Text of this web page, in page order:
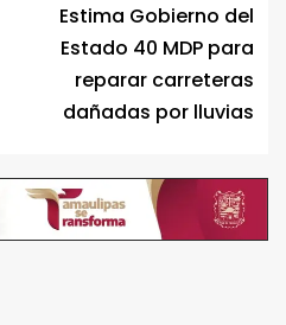
Estima Gobierno del
Estado 40 MDP para
reparar carreteras
dañadas por lluvias